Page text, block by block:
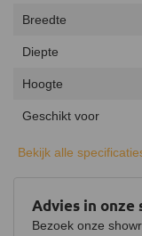
Advies in onze
Bezoek onze
Breedte
Diepte
Hoogte
Geschikt voor
Luchtverplaatsing
Kleur
Bekijk alle